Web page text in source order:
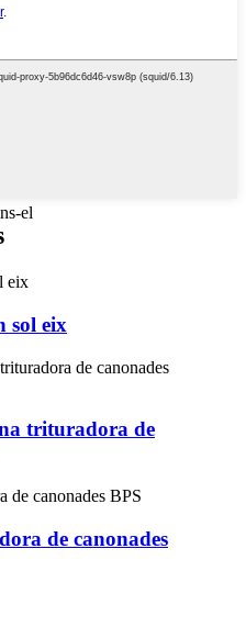
el
sol eix
trituradora de
de canonades